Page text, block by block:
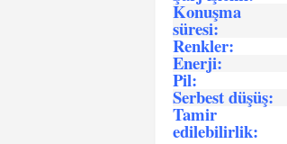
Konuşma
süresi:
Renkler:
Enerji:
Pil:
Serbest düşüş:
Tamir
edilebilirlik: